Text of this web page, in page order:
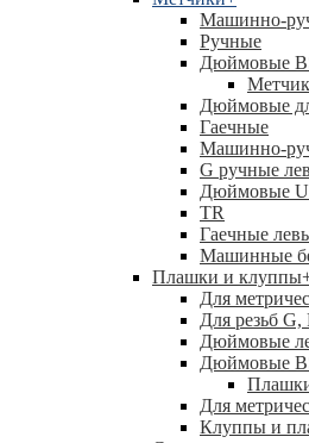
Машинно-
Ручные
Дюймовые
Дюймовые
Гаечные
Машинно-
G ручные
Дюймовые
TR
Гаечные
Машинные
Плашки и клуппы
Для
Для резьб
Дюймовые
Дюймовые
Для
Клуппы и